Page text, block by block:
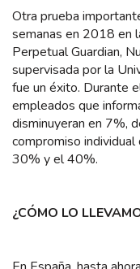
Otra prueba
semanas en 2018 en
Perpetual Guardian,
supervisada por la
fue un éxito. Durante
empleados que
disminuyeran en 7%,
compromiso
30% y el 40%.
¿CÓMO LO